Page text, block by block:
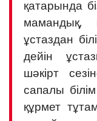
қатарында
мамандық,
ұстаздан
дейін
шәкірт
сапалы
құрмет